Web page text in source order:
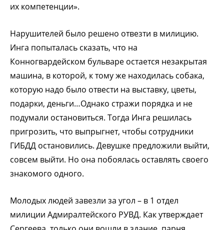
их компетенции».
Нарушителей было решено отвезти в милицию.
Инга попыталась сказать, что на
Конногвардейском бульваре остается незакрытая
машина, в которой, к тому же находилась собака,
которую надо было отвести на выставку, цветы,
подарки, деньги…Однако стражи порядка и не
подумали остановиться. Тогда Инга решилась
пригрозить, что выпрыгнет, чтобы сотрудники
ГИБДД остановились. Девушке предложили выйти,
совсем выйти. Но она побоялась оставлять своего
знакомого одного.
Молодых людей завезли за угол – в 1 отдел
милиции Адмиралтейского РУВД. Как утверждает